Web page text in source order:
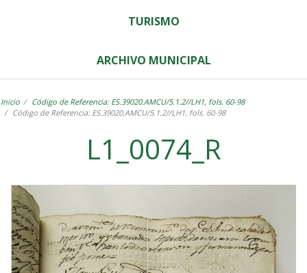
TURISMO
ARCHIVO MUNICIPAL
Inicio
Código de Referencia: ES.39020.AMCU/5.1.2//LH1, fols. 60-98
Código de Referencia: ES.39020.AMCU/5.1.2//LH1, fols. 60-98
L1_0074_R